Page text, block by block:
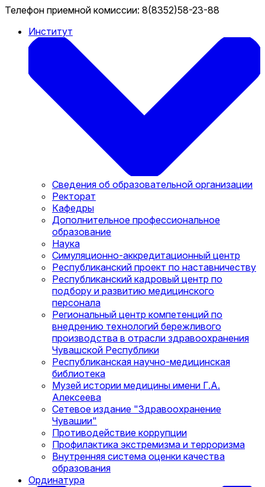
Телефон приемной комиссии: 8(8352)58-23-88
Институт
Сведения об образовательной организации
Ректорат
Кафедры
Дополнительное профессиональное
образование
Наука
Симуляционно-аккредитационный центр
Республиканский проект по наставничеству
Республиканский кадровый центр по
подбору и развитию медицинского
персонала
Региональный центр компетенций по
внедрению технологий бережливого
производства в отрасли здравоохранения
Чувашской Республики
Республиканская научно-медицинская
библиотека
Музей истории медицины имени Г.А.
Алексеева
Сетевое издание "Здравоохранение
Чувашии"
Противодействие коррупции
Профилактика экстремизма и терроризма
Внутренняя система оценки качества
образования
Ординатура